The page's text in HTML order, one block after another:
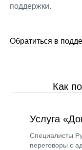
поддержки.
Обратиться в
Как
Услуга
Специалисты
переговоры с